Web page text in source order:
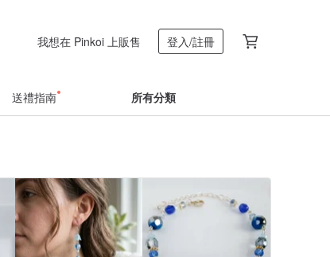
我想在 Pinkoi 上販售 登入/註冊
送禮指南 所有分類